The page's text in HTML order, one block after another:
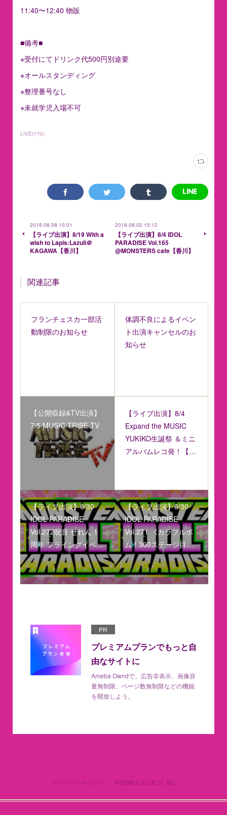
11:40〜12:40 物販
■備考■
※受付にてドリンク代500円別途要
※オールスタンディング
※整理番号なし
※未就学児入場不可
LIVE(170)
2018.08.08 10:01
【ライブ出演】8/19 With a
wish to Lapis:Lazuli＠
KAGAWA【香川】
2018.08.02 15:12
【ライブ出演】8/4 IDOL
PARADISE Vol.165
@MONSTERS cafe【香川】
関連記事
フランチェスカ一部活
動制限のお知らせ
体調不良によるイベン
ト出演キャンセルのお
知らせ
【公開収録&TV出演】
7/5 MUSIC TRIBE TV
【ライブ出演】8/4
Expand the MUSIC
YUKIKO生誕祭 ＆ミニ
アルバムレコ発！【…
【ライブ出演】6/30
IDOL PARADISE
Vol.272呪音 せれん 1
周年 フライングイベ…
【ライブ出演】6/30
IDOL PARADISE
Vol.271 《カラフルボ
ム！300ステージ目…
PR
プレミアムプランでもっと自
由なサイトに
Ameba Owndで、広告非表示、画像容
量無制限、ページ数無制限などの機能
を開放しよう。
プライバシーポリシー 特定商取引法に基づく表記